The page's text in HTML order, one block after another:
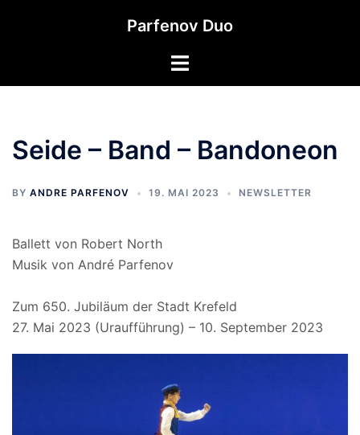
Parfenov Duo
Seide – Band – Bandoneon
BY ANDRE PARFENOV 19. MAI 2023 NEWSLETTER
Ballett von Robert North
Musik von André Parfenov
Zum 650. Jubiläum der Stadt Krefeld
27. Mai 2023 (Uraufführung) – 10. September 2023